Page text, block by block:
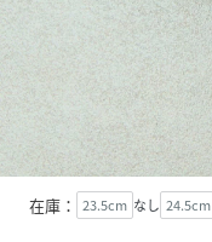
在庫： 23.5cm なし 24.5cm